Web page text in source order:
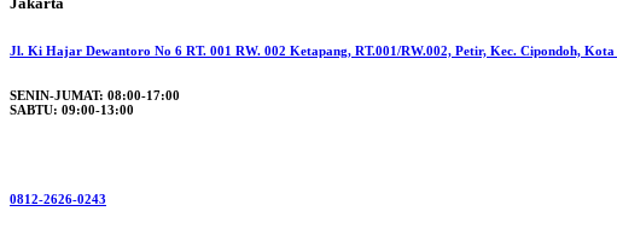
Jl. Ki Hajar Dewantoro No 6 RT. 001 RW. 002 Ketapang, RT.001/RW.002, Petir, Kec. Cipondoh, Kota
SENIN-JUMAT: 08:00-17:00
SABTU: 09:00-13:00
0812-2626-0243